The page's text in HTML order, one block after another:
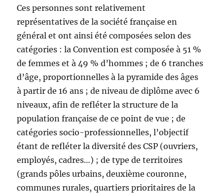
Ces personnes sont relativement
représentatives de la société française en
général et ont ainsi été composées selon des
catégories : la Convention est composée à 51 %
de femmes et à 49 % d’hommes ; de 6 tranches
d’âge, proportionnelles à la pyramide des âges
à partir de 16 ans ; de niveau de diplôme avec 6
niveaux, afin de refléter la structure de la
population française de ce point de vue ; de
catégories socio-professionnelles, l’objectif
étant de refléter la diversité des CSP (ouvriers,
employés, cadres…) ; de type de territoires
(grands pôles urbains, deuxième couronne,
communes rurales, quartiers prioritaires de la